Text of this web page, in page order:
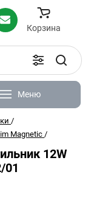
Корзина
Меню
/
Magnetic/
12W
01